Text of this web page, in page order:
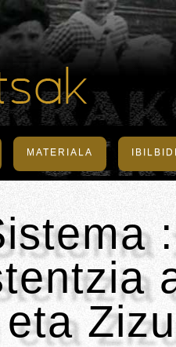
MATERIALA
: